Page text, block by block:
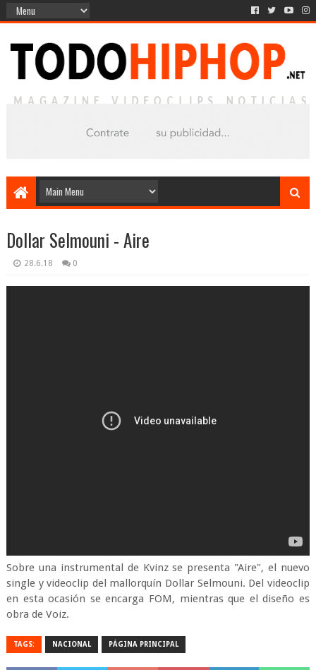
Dollar Selmouni - Aire
28.6.18 0
Sobre una instrumental de Kvinz se presenta "Aire", el nuevo
single y videoclip del mallorquín Dollar Selmouni. Del videoclip
en esta ocasión se encarga FOM, mientras que el diseño es
obra de Voiz.
TAGS: NACIONAL PÁGINA PRINCIPAL